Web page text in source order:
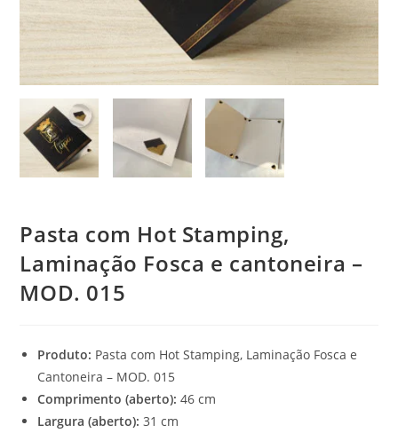
Pasta com Hot Stamping,
Laminação Fosca e cantoneira –
MOD. 015
Produto: Pasta com Hot Stamping, Laminação Fosca e
Cantoneira – MOD. 015
Comprimento (aberto): 46 cm
Largura (aberto): 31 cm